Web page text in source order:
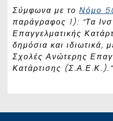
Σύμφωνα με το Νόμο
παράγραφος 1): “Τα
Επαγγελματικής
δημόσια και ιδιωτικά,
Σχολές Ανώτερης
Κατάρτισης (Σ.Α.Ε.Κ.).”